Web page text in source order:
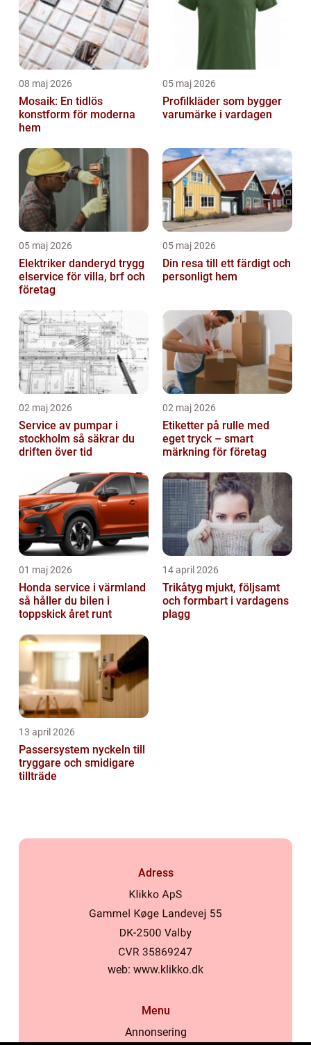
08 maj 2026
Mosaik: En tidlös
konstform för moderna
hem
05 maj 2026
Profilkläder som bygger
varumärke i vardagen
05 maj 2026
Elektriker danderyd trygg
elservice för villa, brf och
företag
05 maj 2026
Din resa till ett färdigt och
personligt hem
02 maj 2026
Service av pumpar i
stockholm så säkrar du
driften över tid
02 maj 2026
Etiketter på rulle med
eget tryck – smart
märkning för företag
01 maj 2026
Honda service i värmland
så håller du bilen i
toppskick året runt
14 april 2026
Trikåtyg mjukt, följsamt
och formbart i vardagens
plagg
13 april 2026
Passersystem nyckeln till
tryggare och smidigare
tillträde
Adress
web: www.klikko.dk
Menu
Annonsering